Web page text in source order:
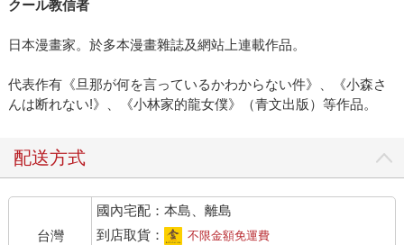
クール教信者
日本漫畫家。於多本漫畫雜誌及網站上連載作品。
代表作有《旦那が何を言っているかわからない件》、《小森さ
んは断れない!》、《小林家的龍女僕》（青文出版）等作品。
配送方式
台灣
國內宅配：本島、離島
到店取貨：
不限金額免運費